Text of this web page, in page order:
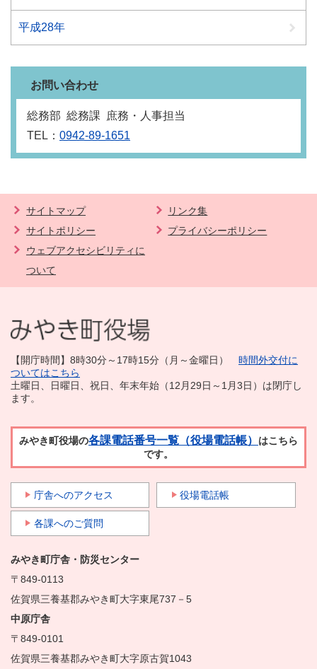
平成28年
お問い合わせ
総務部 総務課 庶務・人事担当
TEL： 0942-89-1651
サイトマップ
リンク集
サイトポリシー
プライバシーポリシー
ウェブアクセシビリティに
ついて
【開庁時間】8時30分～17時15分（月～金曜日） 時間外交付に
ついてはこちら
土曜日、日曜日、祝日、年末年始（12月29日～1月3日）は閉庁し
ます。
みやき町役場の各課電話番号一覧（役場電話帳） はこちら
です。
庁舎へのアクセス 役場電話帳
各課へのご質問
みやき町庁舎・防災センター
〒849-0113
佐賀県三養基郡みやき町大字東尾737－5
中原庁舎
〒849-0101
佐賀県三養基郡みやき町大字原古賀1043